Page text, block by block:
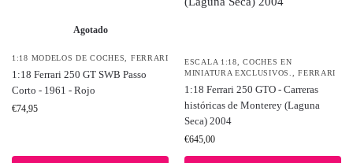
Agotado
1:18 MODELOS DE COCHES FERRARI
1:18 Ferrari 250 GT SWB Passo
Corto - 1961 - Rojo
€74,95
ESCALA 1:18 ,COCHES EN
MINIATURA EXCLUSIVOS.
,FERRARI
1:18 Ferrari 250 GTO - Carreras
históricas de Monterey (Laguna
Seca) 2004
€645,00